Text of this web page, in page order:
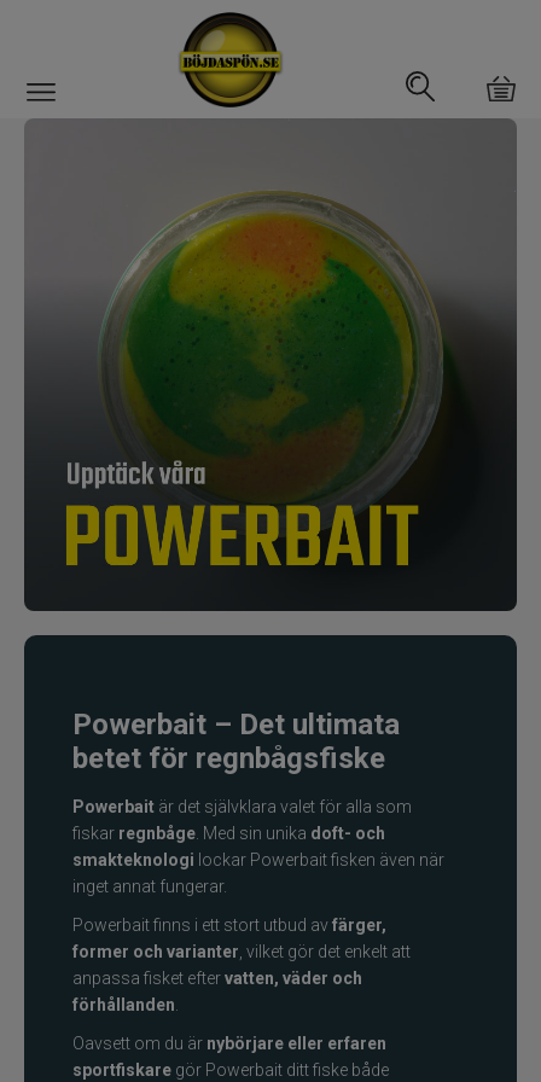
Fiskeset
Fiskedrag
Småplock
Flugbindning
Flugfiske
Vinterfiske
Kläder
Trolling
Specimenfiske
Powerbait – Det ultimata
betet för regnbågsfiske
Powerbait är det självklara valet för alla som
fiskar regnbåge . Med sin unika doft- och
smakteknologi lockar Powerbait fisken även när
inget annat fungerar.
Powerbait finns i ett stort utbud avfärger,
former och varianter , vilket gör det enkelt att
anpassa fisket eftervatten, väder och
förhållanden
Oavsett om du är nybörjare eller erfaren
sportfiskare gör Powerbait ditt fiske både